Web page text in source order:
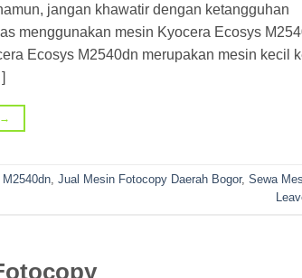
jangan khawatir dengan ketangguhan
menggunakan mesin Kyocera Ecosys
Ecosys M2540dn merupakan mesin kecil
→
, Jual Mesin Fotocopy Daerah Bogor, Sewa